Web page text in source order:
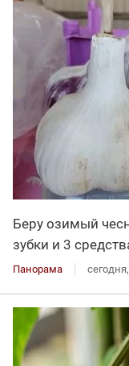
Беру озимый
зубки и 3
Панорама